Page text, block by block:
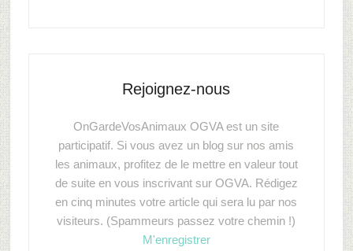
Rejoignez-nous
OnGardeVosAnimaux OGVA est un site
participatif. Si vous avez un blog sur nos amis
les animaux, profitez de le mettre en valeur tout
de suite en vous inscrivant sur OGVA. Rédigez
en cinq minutes votre article qui sera lu par nos
visiteurs. (Spammeurs passez votre chemin !)
M'enregistrer